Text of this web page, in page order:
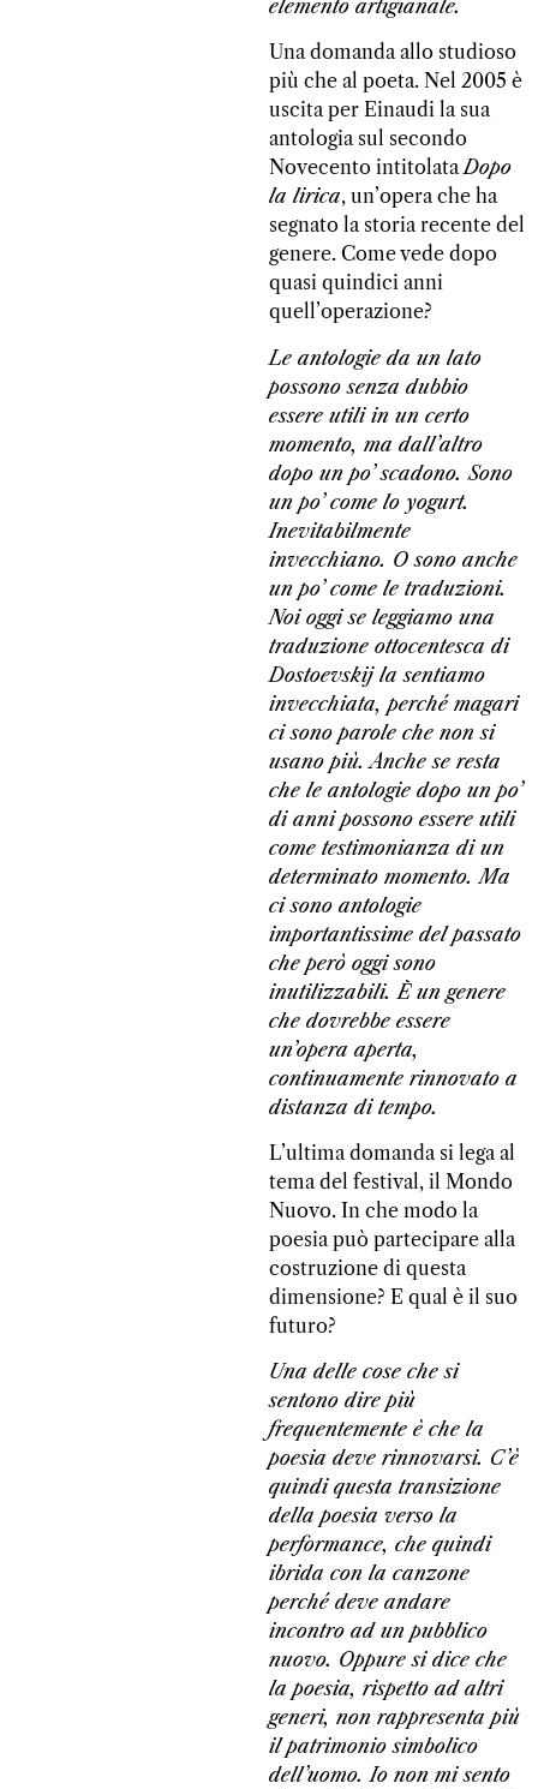
elemento artigianale.
Una domanda allo studioso
più che al poeta. Nel 2005 è
uscita per Einaudi la sua
antologia sul secondo
Novecento intitolataDopo
la lirica, un’opera che ha
segnato la storia recente del
genere. Come vede dopo
quasi quindici anni
quell’operazione?
Le antologie da un lato
possono senza dubbio
essere utili in un certo
momento, ma dall’altro
dopo un po’ scadono. Sono
un po’ come lo yogurt.
Inevitabilmente
invecchiano. O sono anche
un po’ come le traduzioni.
Noi oggi se leggiamo una
traduzione ottocentesca di
Dostoevskij la sentiamo
invecchiata, perché magari
ci sono parole che non si
usano più. Anche se resta
che le antologie dopo un po’
di anni possono essere utili
come testimonianza di un
determinato momento. Ma
ci sono antologie
importantissime del passato
che però oggi sono
inutilizzabili. È un genere
che dovrebbe essere
un’opera aperta,
continuamente rinnovato a
distanza di tempo.
L’ultima domanda si lega al
tema del festival, il Mondo
Nuovo. In che modo la
poesia può partecipare alla
costruzione di questa
dimensione? E qual è il suo
futuro?
Una delle cose che si
sentono dire più
frequentemente è che la
poesia deve rinnovarsi. C’è
quindi questa transizione
della poesia verso la
performance, che quindi
ibrida con la canzone
perché deve andare
incontro ad un pubblico
nuovo. Oppure si dice che
la poesia, rispetto ad altri
generi, non rappresenta più
il patrimonio simbolico
dell’uomo. Io non mi sento